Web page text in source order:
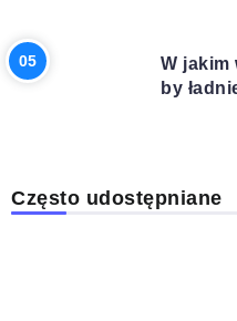
W jakim
by
Często udostępniane